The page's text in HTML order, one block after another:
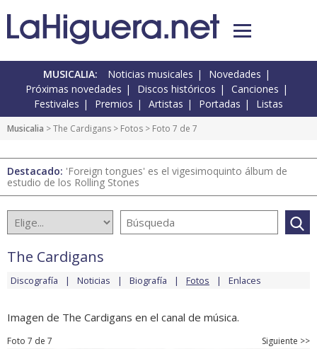
MUSICALIA: Noticias musicales
Novedades
Próximas novedades
Discos históricos
Canciones
Festivales
Premios Artistas Portadas Listas
Musicalia >The Cardigans > Fotos > Foto 7 de 7
Destacado: 'Foreign tongues' es el vigesimoquinto álbum de
estudio de los Rolling Stones
The Cardigans
Discografía Noticias Biografía Fotos Enlaces
Imagen de The Cardigans en el canal de música.
Foto 7 de 7 Siguiente >>